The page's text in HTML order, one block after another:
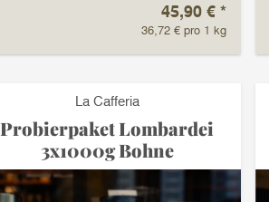
45,90 €*
36,72 € pro 1 kg
La Cafferia
Probierpaket Lombardei
3x1000g Bohne